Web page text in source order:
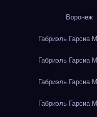
Воронеж
Габриэль Гарсиа
Габриэль Гарсиа
Габриэль Гарсиа
Габриэль Гарсиа